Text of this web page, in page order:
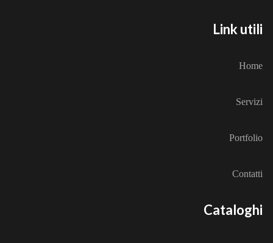
Link utili
Home
Servizi
Portfolio
Contatti
Cataloghi